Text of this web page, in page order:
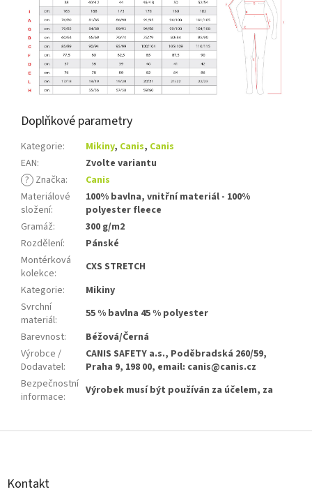
Doplňkové parametry
Kategorie: Mikiny, Canis, Canis
EAN:
Zvolte variantu
? Značka:
Canis
Materiálové
složení:
100% bavlna, vnitřní materiál - 100%
polyester fleece
Gramáž:
300 g/m2
Rozdělení:
Pánské
Montérková
kolekce:
CXS STRETCH
Kategorie:
Mikiny
Svrchní
materiál:
55 % bavlna 45 % polyester
Barevnost:
Béžová/Černá
Výrobce /
Dodavatel:
CANIS SAFETY a.s., Poděbradská 260/59,
Praha 9, 198 00, email: canis@canis.cz
Bezpečnostní
informace: Výrobek musí být používán za účelem, za
Z
Kontakt